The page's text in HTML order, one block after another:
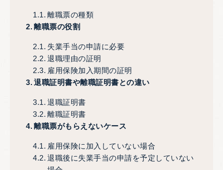
離職票の種類
離職票の役割
失業手当の申請に必要
退職理由の証明
雇用保険加入期間の証明
退職証明書や離職証明書との違い
退職証明書
離職証明書
離職票がもらえないケース
雇用保険に加入していない場合
退職後に失業手当の申請を予定していない